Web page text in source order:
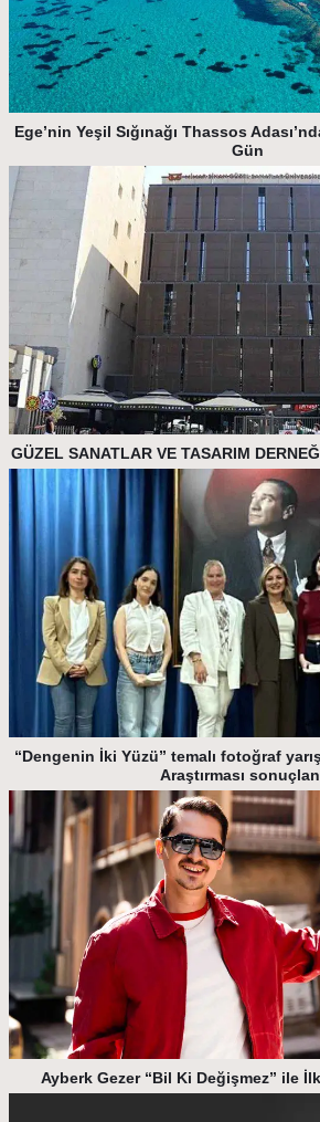
Ege’nin Yeşil Sığınağı Thassos
Gün
GÜZEL SANATLAR VE TASARIM
“Dengenin İki Yüzü” temalı fotoğraf
Araştırması
Ayberk Gezer “Bil Ki Değişmez” ile İlk